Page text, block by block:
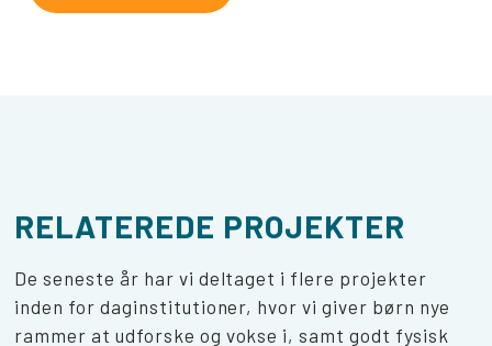
RELATEREDE PROJEKTER
De seneste år har vi deltaget i flere projekter
inden for daginstitutioner, hvor vi giver børn nye
rammer at udforske og vokse i, samt godt fysisk